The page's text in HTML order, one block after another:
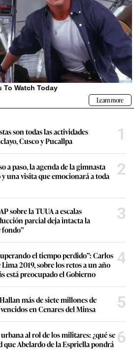
son todas las actividades
Cusco y Pucallpa
1
a paso, la agenda de la gimnasta
una visita que emocionará a toda
2
sobre la TUUA a escalas
parcial deja intacta la
fondo”
3
el tiempo perdido”: Carlos
2019, sobre los retos a un año
está preocupado el Gobierno
4
más de siete millones de
en Cenares del Minsa
5
al rol de los militares: ¿qué se
que Abelardo de la Espriella pondrá 6